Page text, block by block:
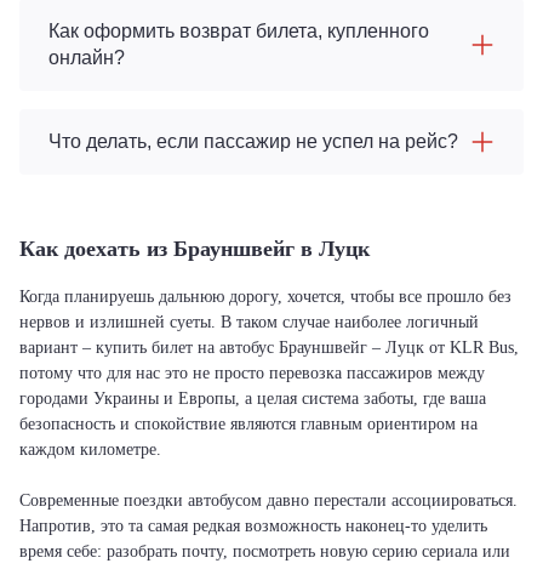
Как оформить возврат билета, купленного
онлайн?
Что делать, если пассажир не успел на рейс?
Как доехать из Брауншвейг в Луцк
Когда планируешь дальнюю дорогу, хочется, чтобы все прошло без
нервов и излишней суеты. В таком случае наиболее логичный
вариант – купить билет на автобус Брауншвейг – Луцк от KLR Bus,
потому что для нас это не просто перевозка пассажиров между
городами Украины и Европы, а целая система заботы, где ваша
безопасность и спокойствие являются главным ориентиром на
каждом километре.
Современные поездки автобусом давно перестали ассоциироваться.
Напротив, это та самая редкая возможность наконец-то уделить
время себе: разобрать почту, посмотреть новую серию сериала или